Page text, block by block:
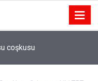
coşkusu